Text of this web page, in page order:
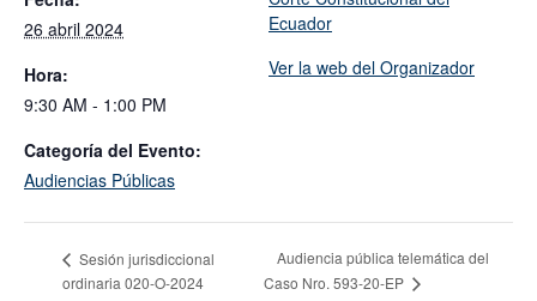
26 abril 2024
Hora:
9:30 AM - 1:00 PM
Categoría del Evento:
Audiencias Públicas
Ecuador
Ver la web del Organizador
Sesión jurisdiccional
ordinaria 020-O-2024
Audiencia pública telemática del
Caso Nro. 593-20-EP